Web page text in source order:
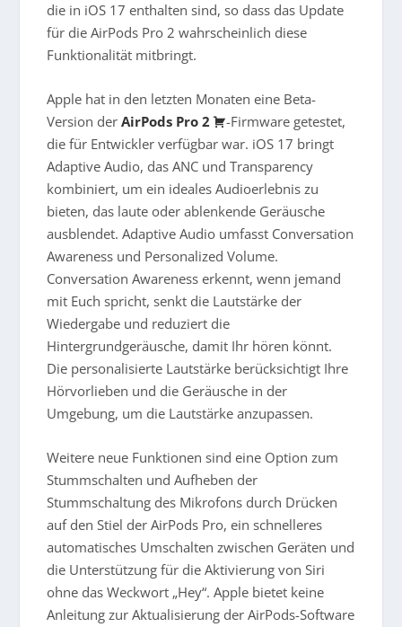
die in iOS 17 enthalten sind, so dass das Update
für die AirPods Pro 2 wahrscheinlich diese
Funktionalität mitbringt.
Apple hat in den letzten Monaten eine Beta-
Version derAirPods Pro 2
-Firmware getestet,
die für Entwickler verfügbar war. iOS 17 bringt
Adaptive Audio, das ANC und Transparency
kombiniert, um ein ideales Audioerlebnis zu
bieten, das laute oder ablenkende Geräusche
ausblendet. Adaptive Audio umfasst Conversation
Awareness und Personalized Volume.
Conversation Awareness erkennt, wenn jemand
mit Euch spricht, senkt die Lautstärke der
Wiedergabe und reduziert die
Hintergrundgeräusche, damit Ihr hören könnt.
Die personalisierte Lautstärke berücksichtigt Ihre
Hörvorlieben und die Geräusche in der
Umgebung, um die Lautstärke anzupassen.
Weitere neue Funktionen sind eine Option zum
Stummschalten und Aufheben der
Stummschaltung des Mikrofons durch Drücken
auf den Stiel der AirPods Pro, ein schnelleres
automatisches Umschalten zwischen Geräten und
die Unterstützung für die Aktivierung von Siri
ohne das Weckwort „Hey“. Apple bietet keine
Anleitung zur Aktualisierung der AirPods-Software